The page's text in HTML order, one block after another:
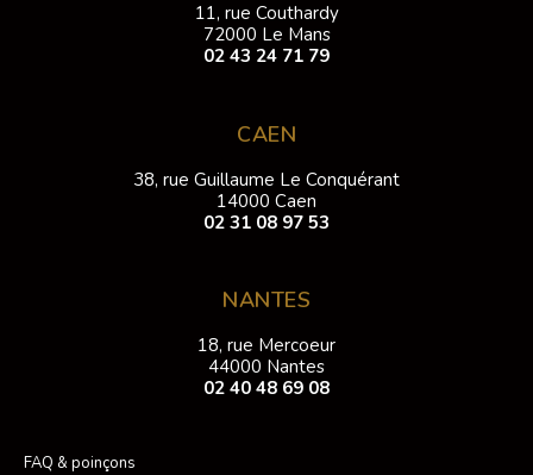
11, rue Couthardy
72000 Le Mans
02 43 24 71 79
CAEN
38, rue Guillaume Le Conquérant
14000 Caen
02 31 08 97 53
NANTES
18, rue Mercoeur
44000 Nantes
02 40 48 69 08
FAQ & poinçons